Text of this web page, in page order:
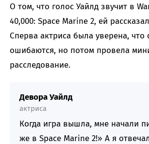
О том, что голос Уайлд звучит в
40,000: Space Marine 2, ей
Сперва актриса была уверена, что
ошибаются, но потом провела
расследование.
Девора Уайлд
актриса
Когда игра вышла, мне начали
же в Space Marine 2!» А я